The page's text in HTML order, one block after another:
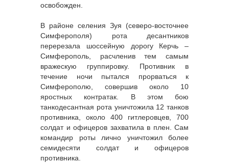
освобожден.
В районе селения Зуя (северо-восточнее
Симферополя) рота десантников
перерезала шоссейную дорогу Керчь –
Симферополь, расчленив тем самым
вражескую группировку. Противник в
течение ночи пытался прорваться к
Симферополю, совершив около 10
яростных контратак. В этом бою
танкодесантная рота уничтожила 12 танков
противника, около 400 гитлеровцев, 700
солдат и офицеров захватила в плен. Сам
командир роты лично уничтожил более
семидесяти солдат и офицеров
противника.